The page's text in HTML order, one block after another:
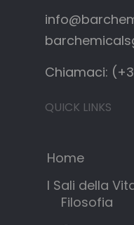
Chiamaci:
QUICK LINKS
Home
I Sali della
Filosofia